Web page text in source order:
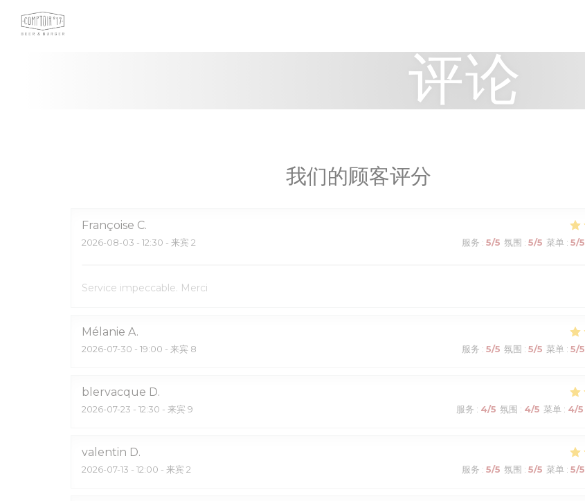
Cookie管理面板
评论
我们的顾客评分
Françoise C
2026-08-03 - 12:30 - 来宾 2 服务 : 5/5 氛围 : 5/5 菜单: 5/5
Service impeccable. Merci
Mélanie A
2026-07-30 - 19:00 - 来宾 8 服务 : 5/5 氛围 : 5/5 菜单: 5/5
blervacque D
2026-07-23 - 12:30 - 来宾 9 服务 : 4/5 氛围 : 4/5 菜单: 4/5
valentin D
2026-07-13 - 12:00 - 来宾 2 服务 : 5/5 氛围 : 5/5 菜单: 5/5